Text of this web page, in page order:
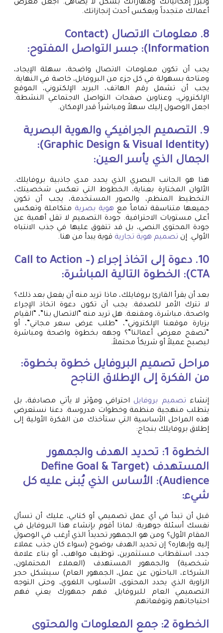
وتبرز إمكانياتك ومهاراتك بشكل لا يضاهى. اجعل معرض
أعمالك متجدداً ويعكس أحدث إنجازاتك.
8. معلومات الاتصال (Contact
Information): جسر التواصل المفتوح:
يجب أن تكون معلومات الاتصال واضحة، سهلة الإيجاد،
ومتاحة بسهولة في كل جزء من البروفايل، خاصة في النهاية.
يجب أن تشمل رقم الهاتف، البريد الإلكتروني، الموقع
الإلكتروني، وعناوين صفحات التواصل الاجتماعي النشطة.
اجعل الوصول إليك سهلاً ومباشراً قدر الإمكان.
9. التصميم الجرافيكي والهوية البصرية
(Graphic Design & Visual Identity):
الجمال الذي يأسر العين:
هذا هو الجانب البصري الذي يحدد مدى جاذبية بروفايلك.
الألوان المختارة بعناية، الخطوط التي تعكس شخصيتك،
التخطيط المنظم، والصور المستخدمة، يجب أن تكون
جميعها متناسقة تماماً مع هوية بصرية متكاملة وتعكس
أعلى مستويات الاحترافية. جودة التصميم لا تقل أهمية عن
جودة المحتوى النصي، بل قد تتفوق عليها في جذب الانتباه
الأولي. إن تصميم هوية تجارية قوية يبدأ من هنا.
10. دعوة إلى اتخاذ إجراء (Call to Action –
CTA): الخطوة التالية المباشرة:
بعد أن يقرأ القارئ بروفايلك، ماذا تريد منه أن يفعل بعد ذلك؟
لا تترك الأمر للصدفة. يجب أن تكون دعوة اتخاذ الإجراء
واضحة، مباشرة، ومقنعة. هل تريد منه “الاتصال بنا”، “القيام
بزيارة موقعنا الإلكتروني”، “طلب عرض سعر مجاني”، أو
“تصفح معرض أعمالنا”؟ وجهه بخطوة واضحة ومباشرة
ليصبح عميلاً أو شريكاً محتملاً.
مراحل تصميم البروفايل خطوة بخطوة:
من الفكرة إلى الإطلاق الناجح
إنشاء تصميم بروفايل احترافي ومؤثر لا يأتي مصادفة، بل
يتطلب منهجية منظمة وخطوات مدروسة. دعنا نستعرض
هذه المراحل الأساسية التي ستأخذك من الفكرة الأولية إلى
إطلاق بروفايلك بنجاح:
الخطوة 1: تحديد الهدف والجمهور
المستهدف (Define Goal & Target
Audience): الأساس الذي يُبنى عليه كل
شيء:
قبل أن تبدأ في أي عمل تصميمي أو كتابي، عليك أن تسأل
نفسك أسئلة جوهرية: لماذا أقوم بإنشاء هذا البروفايل في
المقام الأول؟ ومن هو الجمهور تحديداً الذي أرغب في الوصول
إليه وإبهاره؟ إن تحديد الهدف بوضوح (سواء كان جذب عملاء
جدد، استقطاب مستثمرين، توظيف مواهب، أو بناء علامة
شخصية) والجمهور المستهدف (العملاء المحتملون،
الشركاء، الباحثون عن عمل، الجمهور العام) سيشكل حجر
الزاوية الذي يحدد المحتوى، الأسلوب اللغوي، وحتى التوجه
التصميمي العام للبروفايل. فهم جمهورك يعني فهم
احتياجاتهم وتوقعاتهم.
الخطوة 2: جمع المعلومات والمحتوى